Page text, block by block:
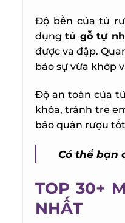
Độ bền của tủ
dụngtủ gỗ tự
được va đập.
bảo sự vừa khớp
Độ an toàn của
khóa, tránh trẻ
bảo quản rượu tốt
Có thể bạn
TOP 30+
NHẤT